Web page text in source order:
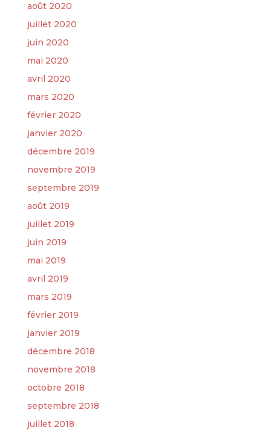
août 2020
juillet 2020
juin 2020
mai 2020
avril 2020
mars 2020
février 2020
janvier 2020
décembre 2019
novembre 2019
septembre 2019
août 2019
juillet 2019
juin 2019
mai 2019
avril 2019
mars 2019
février 2019
janvier 2019
décembre 2018
novembre 2018
octobre 2018
septembre 2018
juillet 2018